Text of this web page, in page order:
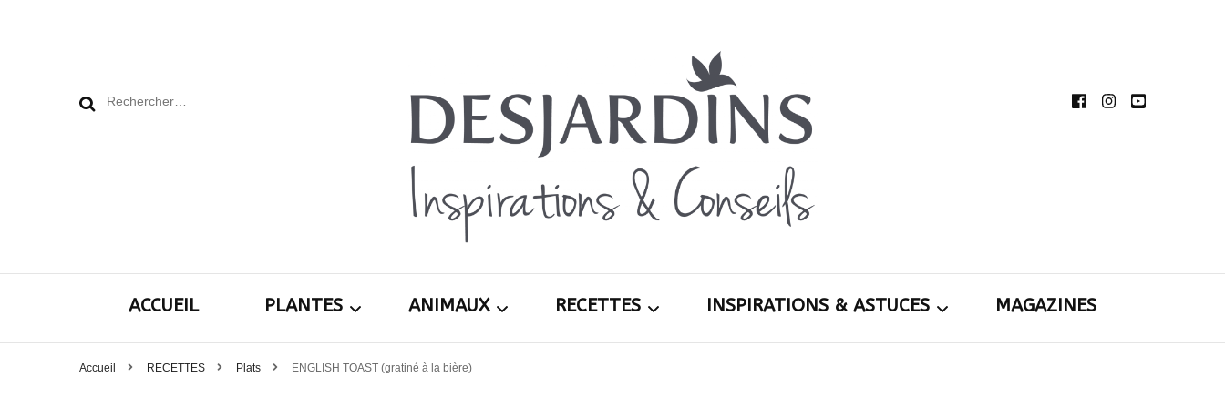
Rechercher :
Desjardins
Inspirations &
Avec le blog Desjardins, nous avons pour volonté de partager et de transmettre au plus grand
d’extérieur.
ACCUEIL PLANTES ANIMAUX RECETTES INSPIRATIONS & ASTUCES MAGAZINES
Accueil RECETTES Plats ENGLISH TOAST (gratiné à la bière)